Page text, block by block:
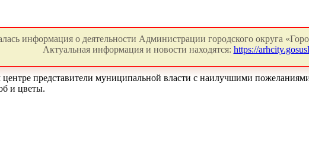
информация о деятельности Администрации городского округа
Актуальная информация и новости находятся: https://
представители муниципальной власти с наилучшими
и цветы.